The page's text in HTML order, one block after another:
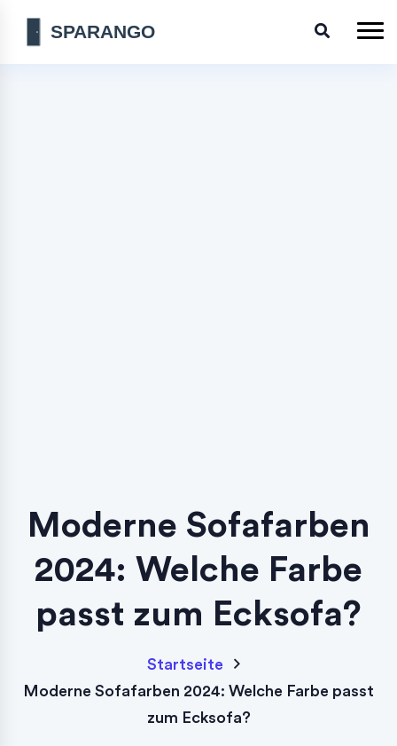
Moderne Sofafarben
2024: Welche Farbe
passt zum Ecksofa?
Startseite
Moderne Sofafarben 2024: Welche Farbe passt
zum Ecksofa?